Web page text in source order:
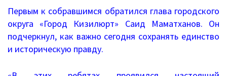
Расписание ГИА
Медалисты
Первым к собравшимся обратился глава городского
округа «Город Кизилюрт» Саид Маматханов. Он
подчеркнул, как важно сегодня сохранять единство
и историческую правду.